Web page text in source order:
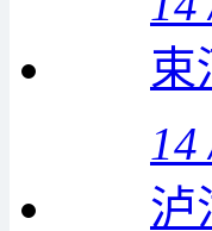
束
14
泸